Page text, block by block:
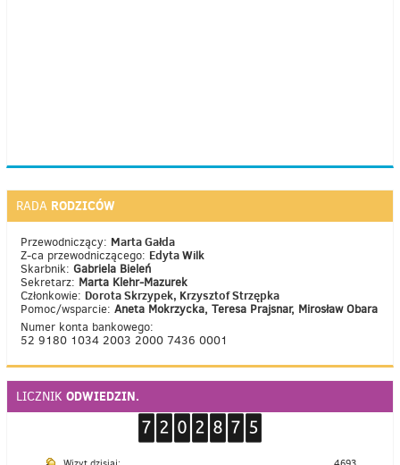
RADA RODZICÓW
Przewodniczący: Marta Gałda
Z-ca przewodniczącego: Edyta Wilk
Skarbnik: Gabriela Bieleń
Sekretarz: Marta Klehr-Mazurek
Członkowie: Dorota Skrzypek, Krzysztof Strzępka
Pomoc/wsparcie: Aneta Mokrzycka, Teresa Prajsnar, Mirosław Obara
Numer konta bankowego:
52 9180 1034 2003 2000 7436 0001
LICZNIK ODWIEDZIN.